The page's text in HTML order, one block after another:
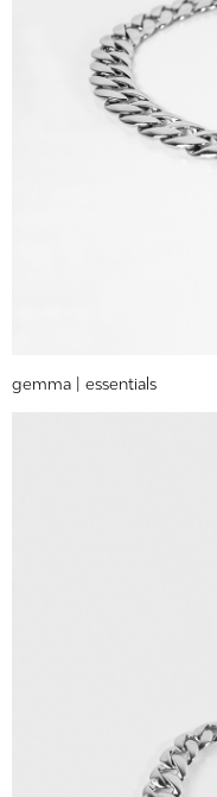
gemma | essentials